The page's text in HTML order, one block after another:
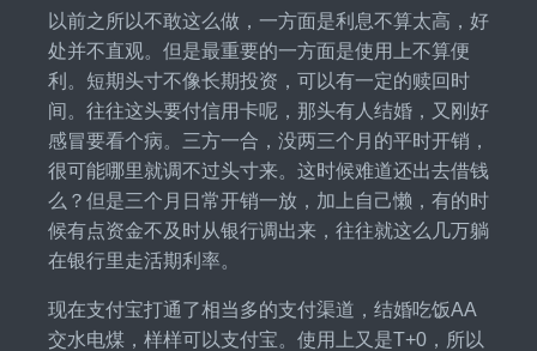
以前之所以不敢这么做，一方面是利息不算太高，好
处并不直观。但是最重要的一方面是使用上不算便
利。短期头寸不像长期投资，可以有一定的赎回时
间。往往这头要付信用卡呢，那头有人结婚，又刚好
感冒要看个病。三方一合，没两三个月的平时开销，
很可能哪里就调不过头寸来。这时候难道还出去借钱
么？但是三个月日常开销一放，加上自己懒，有的时
候有点资金不及时从银行调出来，往往就这么几万躺
在银行里走活期利率。
现在支付宝打通了相当多的支付渠道，结婚吃饭AA
交水电煤，样样可以支付宝。使用上又是T+0，所以